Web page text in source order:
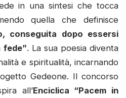
in una sintesi che tocca
quella che definisce
conseguita dopo essersi
fede”. La sua poesia diventa
e spiritualità, incarnando
Gedeone. Il concorso
all’Enciclica “Pacem in